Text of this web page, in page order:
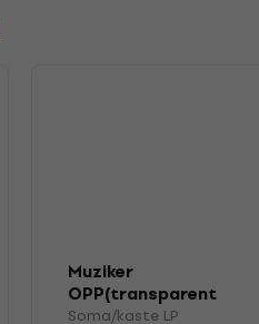
Muziker
OPP(transparent
plastic) Vinyl Record
Soma/kaste LP